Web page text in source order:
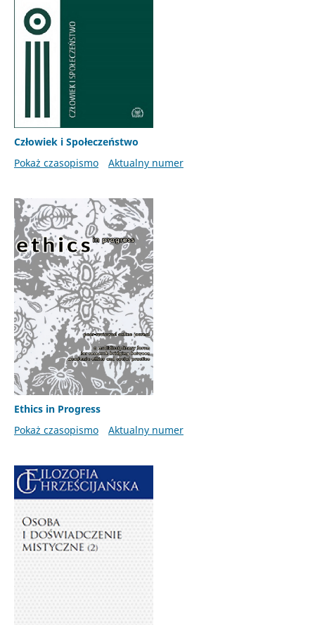
Człowiek i Społeczeństwo
Pokaż czasopismo
Aktualny numer
Ethics in Progress
Pokaż czasopismo
Aktualny numer